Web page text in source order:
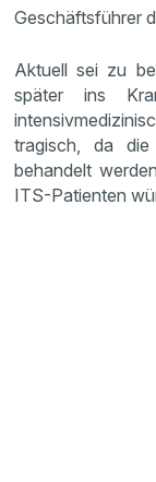
Geschäftsführer
Aktuell sei zu
später ins
tragisch, da
behandelt
ITS-Patienten